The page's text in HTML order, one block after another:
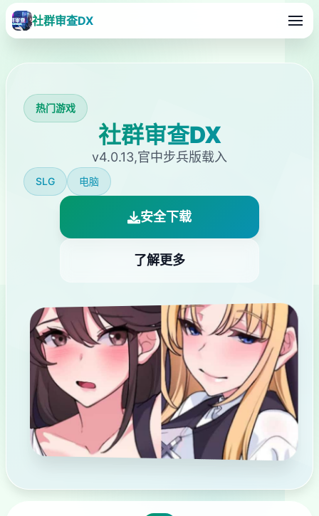
社群审查DX
热门游戏
社群审查DX
v4.0.13,官中步兵版载入
SLG 电脑
安全下载
了解更多